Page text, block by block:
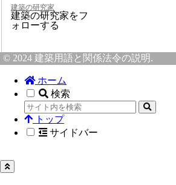
建築の研究家
建築の研究家をフ
ォローする
© 2024 建築用語と関係法令の説明.
ホーム
検索
トップ
サイドバー